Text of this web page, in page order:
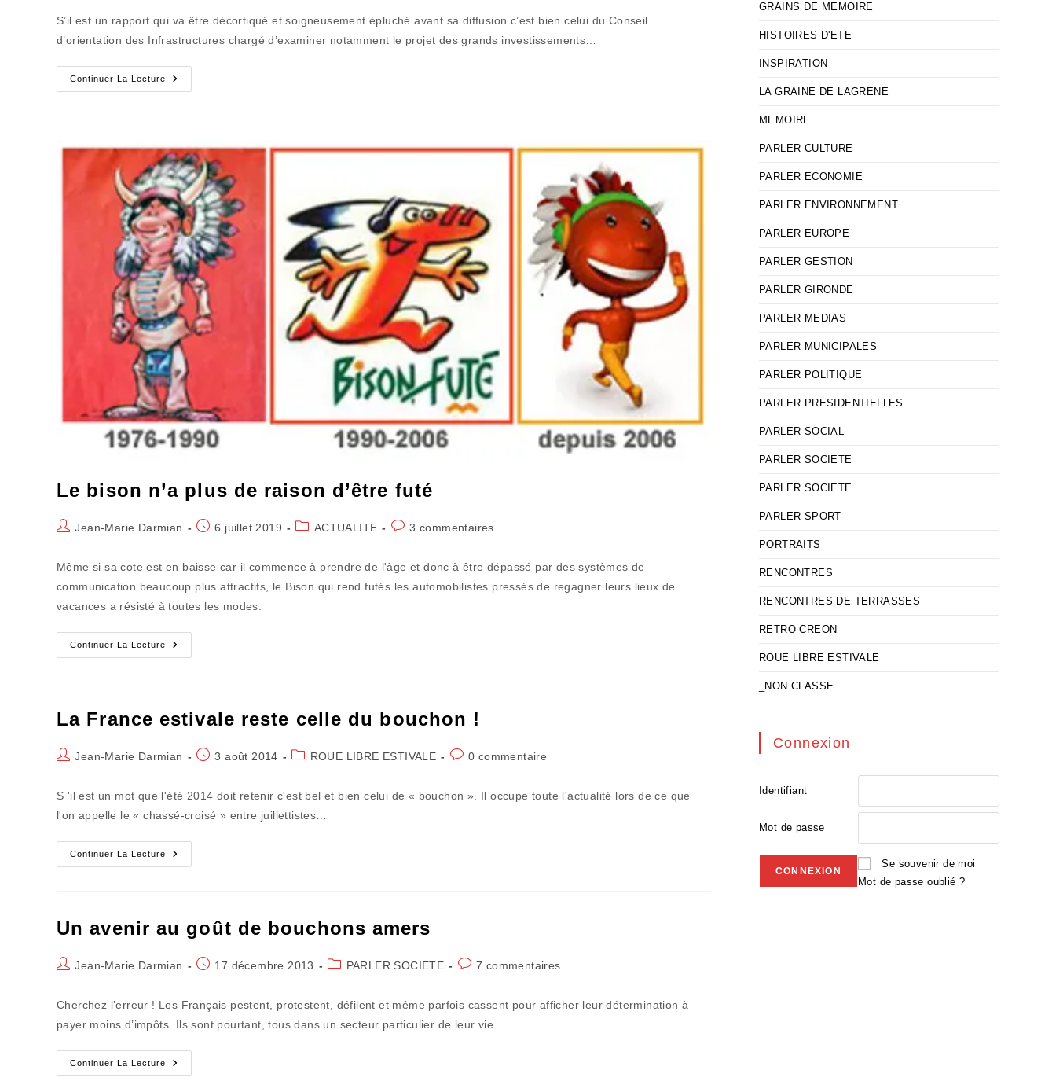
publication :
publication :
S’il est un rapport qui va être décortiqué et soigneusement épluché avant sa diffusion c’est bien celui du Conseil
d’orientation des Infrastructures chargé d’examiner notamment le projet des grands investissements…
Continuer La Lecture
Le
Financement
Toulouse
S’éloigne
À
Grande
Vitesse
Le bison n’a plus de raison d’être futé
Auteur/autrice
Jean-Marie Darmian
Publication
6 juillet 2019
PostACTUALITE
Commentaires
publication :
3 commentaires
Même si sa cote est en baisse car il commence à prendre de l'âge et donc à être dépassé par des systèmes de
communication beaucoup plus attractifs, le Bison qui rend futés les automobilistes pressés de regagner leurs lieux de
vacances a résisté à toutes les modes.
Continuer La Lecture
Le
Bison
D’être
Futé
La France estivale reste celle du bouchon !
Auteur/autrice
Jean-Marie Darmian
Publication
3 août 2014
PostROUE LIBRE ESTIVALE
Commentaires
0 commentaire
S 'il est un mot que l'été 2014 doit retenir c'est bel et bien celui de « bouchon ». Il occupe toute l'actualité lors de ce que
l'on appelle le « chassé-croisé » entre juillettistes…
Continuer La Lecture
La
France
!
Un avenir au goût de bouchons amers
Auteur/autrice
Jean-Marie Darmian
Publication
17 décembre 2013
PostPARLER SOCIETE
Commentaires
publication :
7 commentaires
Cherchez l’erreur ! Les Français pestent, protestent, défilent et même parfois cassent pour afficher leur détermination à
payer moins d’impôts. Ils sont pourtant, tous dans un secteur particulier de leur vie…
Continuer La Lecture
Un
Avenir
GRAINS DE MEMOIRE
HISTOIRES D'ETE
INSPIRATION
LA GRAINE DE LAGRENE
MEMOIRE
PARLER CULTURE
PARLER ECONOMIE
PARLER ENVIRONNEMENT
PARLER EUROPE
PARLER GESTION
PARLER GIRONDE
PARLER MEDIAS
PARLER MUNICIPALES
PARLER POLITIQUE
PARLER PRESIDENTIELLES
PARLER SOCIAL
PARLER SOCIETE
PARLER SOCIETE
PARLER SPORT
PORTRAITS
RENCONTRES
RENCONTRES DE TERRASSES
RETRO CREON
ROUE LIBRE ESTIVALE
_NON CLASSE
Connexion
Identifiant
Mot de passe
Se souvenir de moi
Mot de passe oublié ?